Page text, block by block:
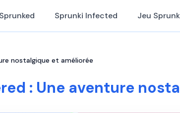
Sprunked Sprunki Infected Jeu
nostalgique et améliorée
: Une aventure